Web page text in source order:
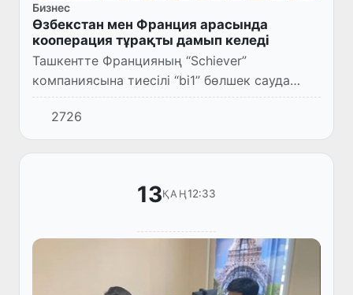
Бизнес
Өзбекстан мен Франция арасында
кооперация тұрақты дамып келеді
Ташкентте Францияның “Schiever”
компаниясына тиесілі “bi1” бөлшек сауда
дүкендері ашылды.
2726
13ҚАҢ12:33